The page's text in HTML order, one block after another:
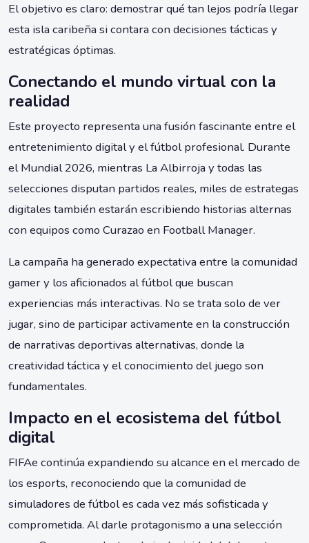
El objetivo es claro: demostrar qué tan lejos podría llegar
esta isla caribeña si contara con decisiones tácticas y
estratégicas óptimas.
Conectando el mundo virtual con la
realidad
Este proyecto representa una fusión fascinante entre el
entretenimiento digital y el fútbol profesional. Durante
el Mundial 2026, mientras La Albirroja y todas las
selecciones disputan partidos reales, miles de estrategas
digitales también estarán escribiendo historias alternas
con equipos como Curazao en Football Manager.
La campaña ha generado expectativa entre la comunidad
gamer y los aficionados al fútbol que buscan
experiencias más interactivas. No se trata solo de ver
jugar, sino de participar activamente en la construcción
de narrativas deportivas alternativas, donde la
creatividad táctica y el conocimiento del juego son
fundamentales.
Impacto en el ecosistema del fútbol
digital
FIFAe continúa expandiendo su alcance en el mercado de
los esports, reconociendo que la comunidad de
simuladores de fútbol es cada vez más sofisticada y
comprometida. Al darle protagonismo a una selección